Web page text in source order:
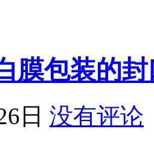
膜包装的
日 没有评论